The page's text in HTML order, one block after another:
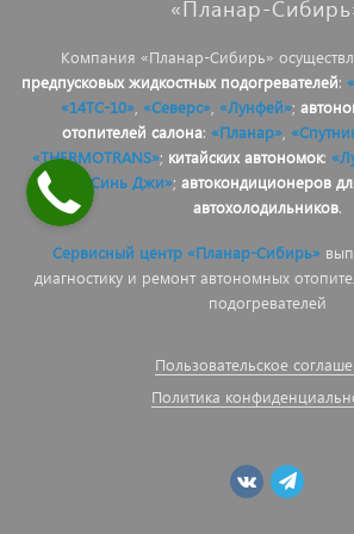
«Планар-
Компания «Планар-Сибирь»
предпусковых жидкостных подогревателей:
«14ТС-10», «Северс», «Лунфей»;
отопителей салона: «Планар»
«THERMOTRANS»; китайских автономок:
«Синь Джи»; автокондиционеров
автохолодильников.
Сервисный центр «Планар-Сибирь»
диагностику и ремонт автономных
подогревателей
Пользовательское
Политика